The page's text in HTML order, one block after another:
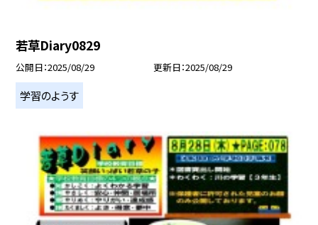
若草Diary0829
公開日 2025/08/29 更新日 2025/08/29
学習のようす